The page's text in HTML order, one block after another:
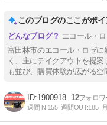
このブログのここがポイ
エコール・
富田林市のエコール・ロゼ
く、主にテイクアウトを提
も並び、購買体験が広がる空
1900918 12
週間IN:155 週間OUT:185